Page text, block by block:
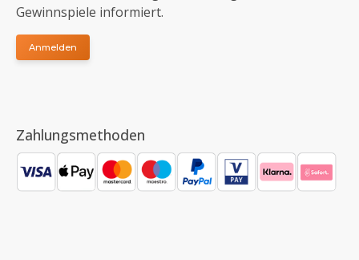
Gewinnspiele informiert.
Anmelden
Zahlungsmethoden